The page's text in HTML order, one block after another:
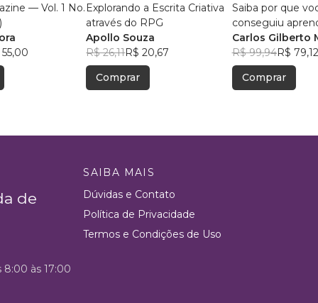
— Vol. 1 No. Explorando a Escrita Criativa
através do RPG
Apollo Souza
R$ 26,11R$ 20,67
Comprar
Saiba por que
conseguiu
português
Carlos Gilberto
Rodrigues
Ferrari
R$ 99,94R$ 79,12
Comprar
de
SAIBA MAIS
Dúvidas e Contato
Política de Privacidade
Termos e Condições de Uso
8:00 às 17:00